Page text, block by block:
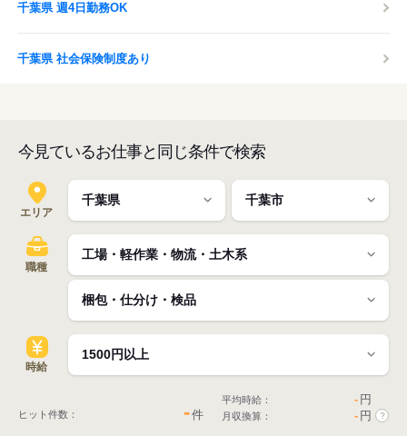
千葉県 週4日勤務OK
千葉県 社会保険制度あり
今見ているお仕事と同じ条件で検索
エリア
職種
時給
ヒット件数： -件
平均時給： - 円
月収換算： - 円 ?